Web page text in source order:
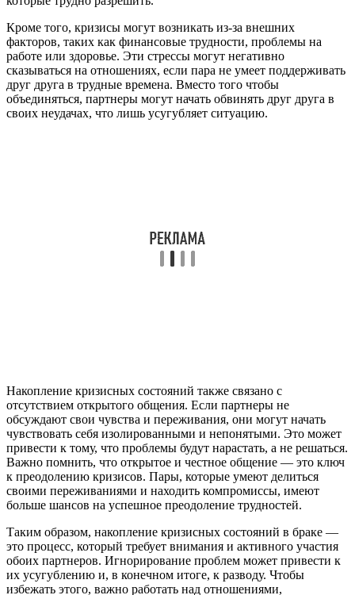
Кроме того, кризисы могут возникать из-за внешних
факторов, таких как финансовые трудности, проблемы на
работе или здоровье. Эти стрессы могут негативно
сказываться на отношениях, если пара не умеет поддерживать
друг друга в трудные времена. Вместо того чтобы
объединяться, партнеры могут начать обвинять друг друга в
своих неудачах, что лишь усугубляет ситуацию.
Накопление кризисных состояний также связано с
отсутствием открытого общения. Если партнеры не
обсуждают свои чувства и переживания, они могут начать
чувствовать себя изолированными и непонятыми. Это может
привести к тому, что проблемы будут нарастать, а не решаться.
Важно помнить, что открытое и честное общение — это ключ
к преодолению кризисов. Пары, которые умеют делиться
своими переживаниями и находить компромиссы, имеют
больше шансов на успешное преодоление трудностей.
Таким образом, накопление кризисных состояний в браке —
это процесс, который требует внимания и активного участия
обоих партнеров. Игнорирование проблем может привести к
их усугублению и, в конечном итоге, к разводу. Чтобы
избежать этого, важно работать над отношениями,